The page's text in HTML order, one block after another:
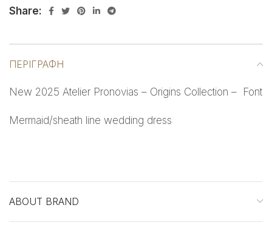
Share:
ΠΕΡΙΓΡΑΦΉ
New 2025 Atelier Pronovias – Origins Collection – Font
Mermaid/sheath line wedding dress
ABOUT BRAND